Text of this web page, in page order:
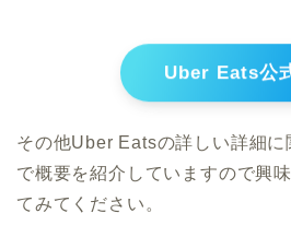
Uber Eats公
その他Uber Eatsの詳しい詳細
で概要を紹介していますので興
てみてください。